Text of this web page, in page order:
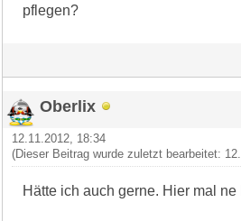
pflegen?
Oberlix
12.11.2012, 18:34
(Dieser Beitrag wurde zuletzt bearbeitet:
Hätte ich auch gerne. Hier mal ne